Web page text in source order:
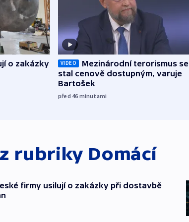
o zakázky
VIDEO
Mezinárodní terorismus se
stal cenově dostupným, varuje
Bartošek
před 46 minutami
rubriky Domácí
firmy usilují o zakázky při dostavbě